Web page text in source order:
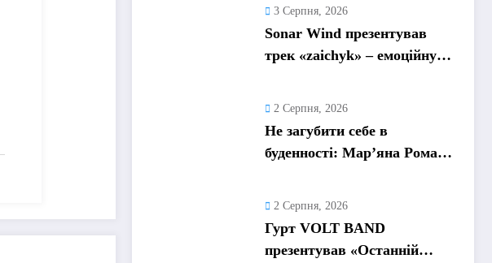
3 Серпня, 2026
Sonar Wind презентував
трек «zaichyk» – емоційну
2 Серпня, 2026
Не загубити себе в
буденності: Мар’яна Ромась
2 Серпня, 2026
Гурт VOLT BAND
презентував «Останній